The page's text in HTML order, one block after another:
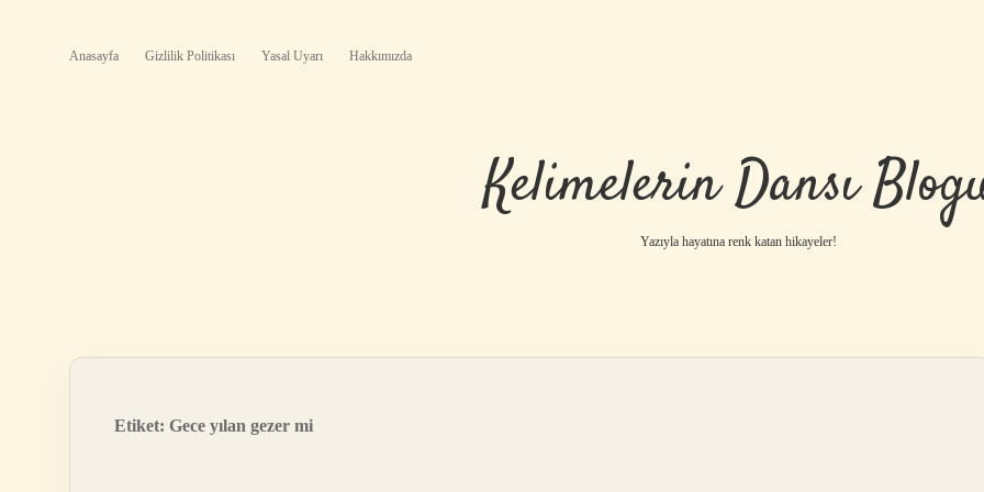
Anasayfa Gizlilik Politikası Yasal Uyarı Hakkımızda
Kelimelerin Dansı
Yazıyla hayatına renk katan hikayeler!
Etiket: Gece yılan gezer mi